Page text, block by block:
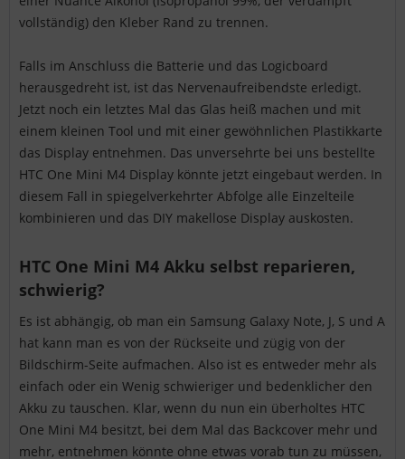
vollständig) den Kleber Rand zu trennen.
Falls im Anschluss die Batterie und das Logicboard
herausgedreht ist, ist das Nervenaufreibendste erledigt.
Jetzt noch ein letztes Mal das Glas heiß machen und mit
einem kleinen Tool und mit einer gewöhnlichen Plastikkarte
das Display entnehmen. Das unversehrte bei uns bestellte
HTC One Mini M4 Display könnte jetzt eingebaut werden. In
diesem Fall in spiegelverkehrter Abfolge alle Einzelteile
kombinieren und das DIY makellose Display auskosten.
HTC One Mini M4 Akku selbst reparieren,
schwierig?
Es ist abhängig, ob man ein Samsung Galaxy Note, J, S und A
hat kann man es von der Rückseite und zügig von der
Bildschirm-Seite aufmachen. Also ist es entweder mehr als
einfach oder ein Wenig schwieriger und bedenklicher den
Akku zu tauschen. Klar, wenn du nun ein überholtes HTC
One Mini M4 besitzt, bei dem Mal das Backcover mehr und
mehr, entnehmen könnte ohne etwas vorab tun zu müssen,